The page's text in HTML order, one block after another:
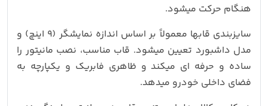
هنگام حرکت میشود.
سایزبندی قابها معمولاً بر اساس اندازه نمایشگر (۹ اینچ) و
مدل داشبورد تعیین میشود. قاب مناسب، نصب مانیتور را
ساده و حرفه‌ ای میکند و ظاهری فابریک و یکپارچه به
فضای داخلی خودرو میدهد.